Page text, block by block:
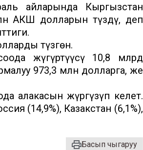
айларында Кыргызстан
АКШ долларын түздү, деп
түзгөн.
жүгүртүүсү 10,8 млрд
973,3 млн долларга, же
алакасын жүргүзүп келет.
(14,9%), Казакстан (6,1%),
Басып чыгаруу